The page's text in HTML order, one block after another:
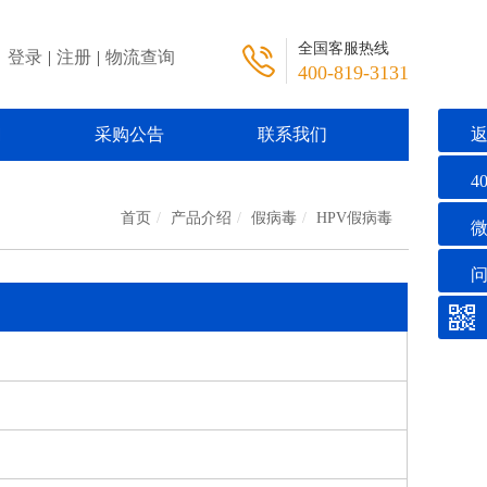
登录 | 注册 | 物流查询 全国客服热线
400-819-3131
采购公告 联系我们
首页 产品介绍 假病毒 HPV假病毒